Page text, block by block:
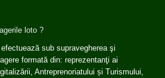
loto ?
sub supravegherea şi
formată din: reprezentanţi ai
Antreprenoriatului și Turismului,